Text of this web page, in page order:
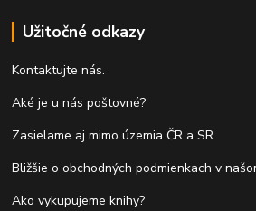
Užitočné odkazy
Kontaktujte nás.
Aké je u nás poštovné?
Zasielame aj mimo územia ČR a SR.
Bližšie o obchodných podmienkach v
Ako vykupujeme knihy?